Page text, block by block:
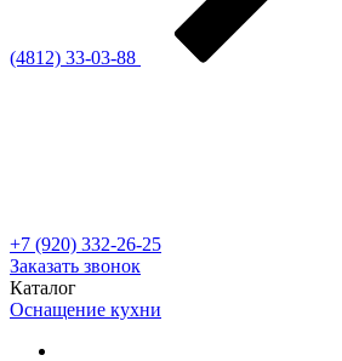
(4812) 33-03-88
+7 (920) 332-26-25
Заказать звонок
Каталог
Оснащение кухни